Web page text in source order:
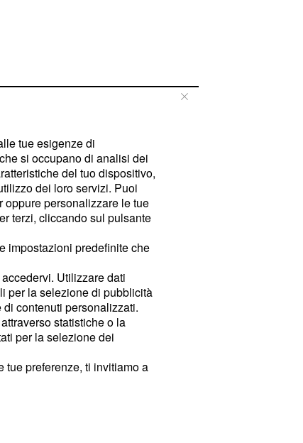
tue esigenze di
si occupano di analisi dei
del tuo dispositivo,
dei loro servizi. Puoi
oppure personalizzare le tue
terzi, cliccando sul pulsante
impostazioni predefinite che
Utilizzare dati
per la selezione di pubblicità
contenuti personalizzati.
statistiche o la
per la selezione dei
tue preferenze, ti invitiamo a